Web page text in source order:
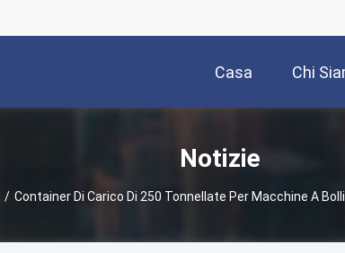
Casa Chi
Notizie
/ Container Di Carico Di 250 Tonnellate Per Macchine A